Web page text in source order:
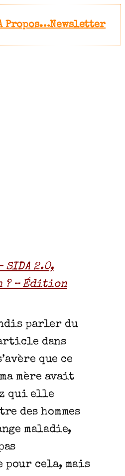
Propos…Newsletter
2.0,
? – Édition
parler du
article dans
que ce
mère avait
qui elle
des hommes
maladie,
cela, mais